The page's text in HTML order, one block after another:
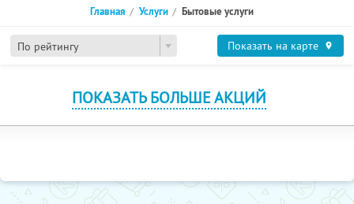
По рейтингу
Главная Услуги Бытовые услуги
Показать на карте
ПОКАЗАТЬ БОЛЬШЕ АКЦИЙ